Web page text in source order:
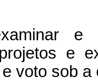
e
e
voto sob